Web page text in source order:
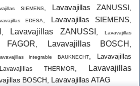
SIEMENS, Lavavajillas ZANUSSI
EDESA Lavavajillas SIEMENS
Lavavajillas ZANUSSI Lavavajillas
FAGOR Lavavajillas BOSCH
integrable BAUKNECHT
Lavavajillas
Lavavajillas THERMOR
Lavavajillas
BOSCH Lavavajillas ATAG